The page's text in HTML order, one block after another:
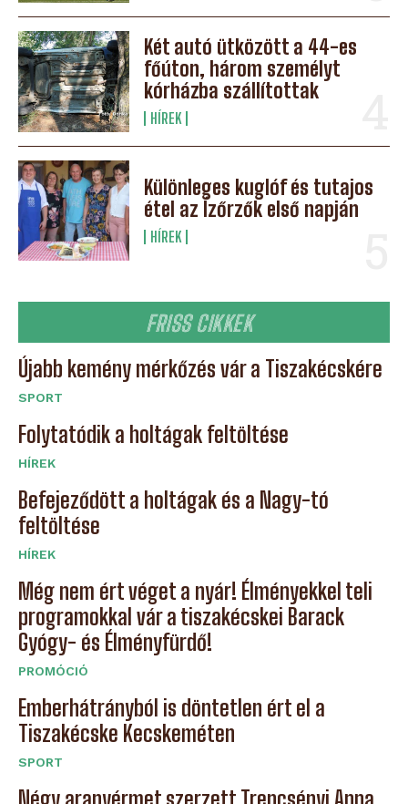
Két autó ütközött a 44-es
főúton, három személyt
kórházba szállítottak
HÍREK
Különleges kuglóf és tutajos
étel az Ízőrzők első napján
HÍREK
FRISS CIKKEK
Újabb kemény mérkőzés vár a Tiszakécskére
SPORT
Folytatódik a holtágak feltöltése
HÍREK
Befejeződött a holtágak és a Nagy-tó
feltöltése
HÍREK
Még nem ért véget a nyár! Élményekkel teli
programokkal vár a tiszakécskei Barack
Gyógy- és Élményfürdő!
PROMÓCIÓ
Emberhátrányból is döntetlen ért el a
Tiszakécske Kecskeméten
SPORT
Négy aranyérmet szerzett Trencsényi Anna